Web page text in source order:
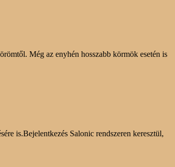
Még az enyhén hosszabb körmök esetén is
is.Bejelentkezés Salonic rendszeren keresztül,